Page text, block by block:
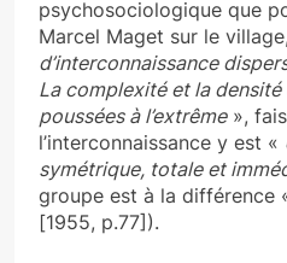
psychosociologique que
Marcel Maget sur le
d’interconnaissance
La complexité et la
poussées à l’extrême»,
l’interconnaissance y est «
symétrique, totale et
groupe est à la différence
[1955, p.77]).